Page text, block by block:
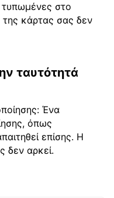
στο
κάρτας σας δεν
ταυτότητά
Ένα
όπως
επίσης. Η
δεν αρκεί.